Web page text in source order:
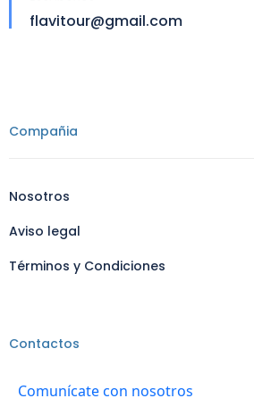
flavitour@gmail.com
Compañia
Nosotros
Aviso legal
Términos y Condiciones
Contactos
Comunícate con nosotros